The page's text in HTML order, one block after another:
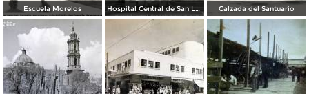
Escuela Morelos Hospital Central de San Luis Potosí Calzada del Santuario